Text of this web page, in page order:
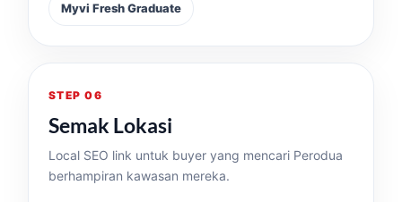
Myvi Fresh Graduate
STEP 06
Semak Lokasi
Local SEO link untuk buyer yang mencari Perodua
berhampiran kawasan mereka.